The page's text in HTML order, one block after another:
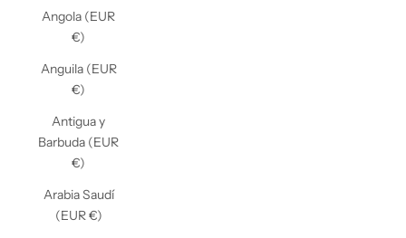
Angola (EUR
€)
Anguila (EUR
€)
Antigua y
Barbuda (EUR
€)
Arabia Saudí
(EUR €)